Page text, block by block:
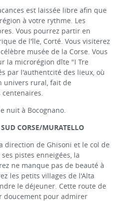
est laissée libre afin que
à votre rythme. Les
Vous pourrez partir en
de l'île, Corté. Vous visiterez
musée de la Corse. Vous
la microrégion dîte "I Tre
par l'authentcité des lieux, où
univers rural, fait de
nuit à Bocognano.
CORSE/MURATELLO
direction de Ghisoni et le col de
pistes enneigées, la
ne manque pas de beauté à
les petits villages de l'Alta
le déjeuner. Cette route de
doucement pour admirer